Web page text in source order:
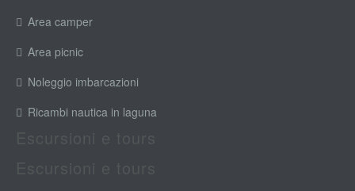
Area camper
Area picnic
Noleggio imbarcazioni
Ricambi nautica in laguna